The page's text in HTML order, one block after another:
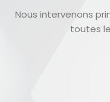
Nous intervenons
toutes